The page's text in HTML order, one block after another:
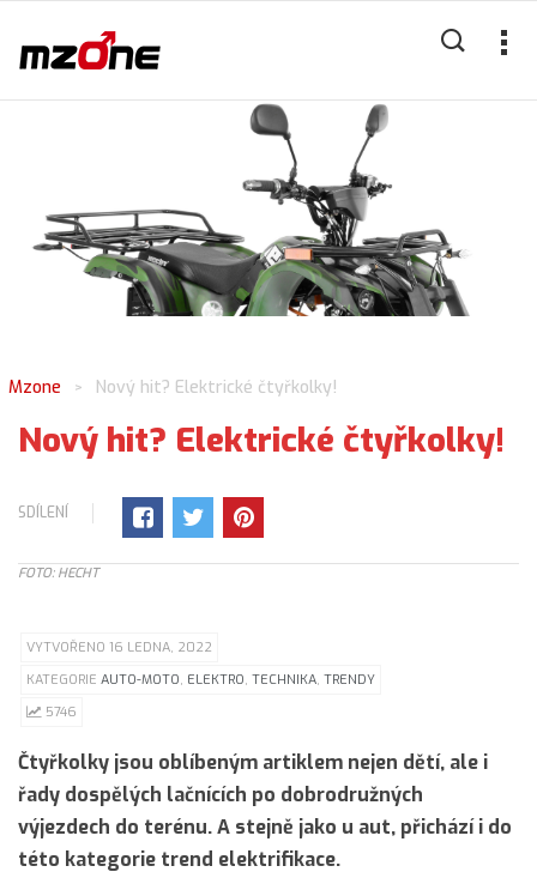
Mzone > Nový hit? Elektrické čtyřkolky!
Nový hit? Elektrické čtyřkolky!
SDÍLENÍ
FOTO: HECHT
VYTVOŘENO 16 LEDNA, 2022
KATEGORIE AUTO-MOTO, ELEKTRO, TECHNIKA, TRENDY
5746
Čtyřkolky jsou oblíbeným artiklem nejen dětí, ale i
řady dospělých lačnících po dobrodružných
výjezdech do terénu. A stejně jako u aut, přichází i do
této kategorie trend elektrifikace.